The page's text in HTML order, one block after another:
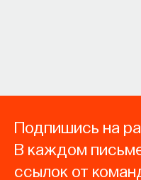
Подпишись на
В каждом
ссылок от